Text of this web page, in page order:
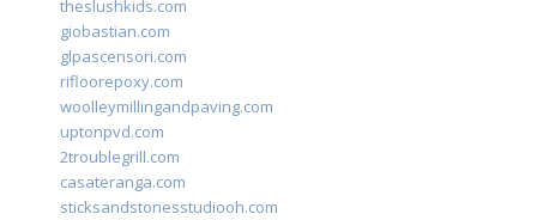
theslushkids.com
giobastian.com
glpascensori.com
rifloorepoxy.com
woolleymillingandpaving.com
uptonpvd.com
2troublegrill.com
casateranga.com
sticksandstonesstudiooh.com